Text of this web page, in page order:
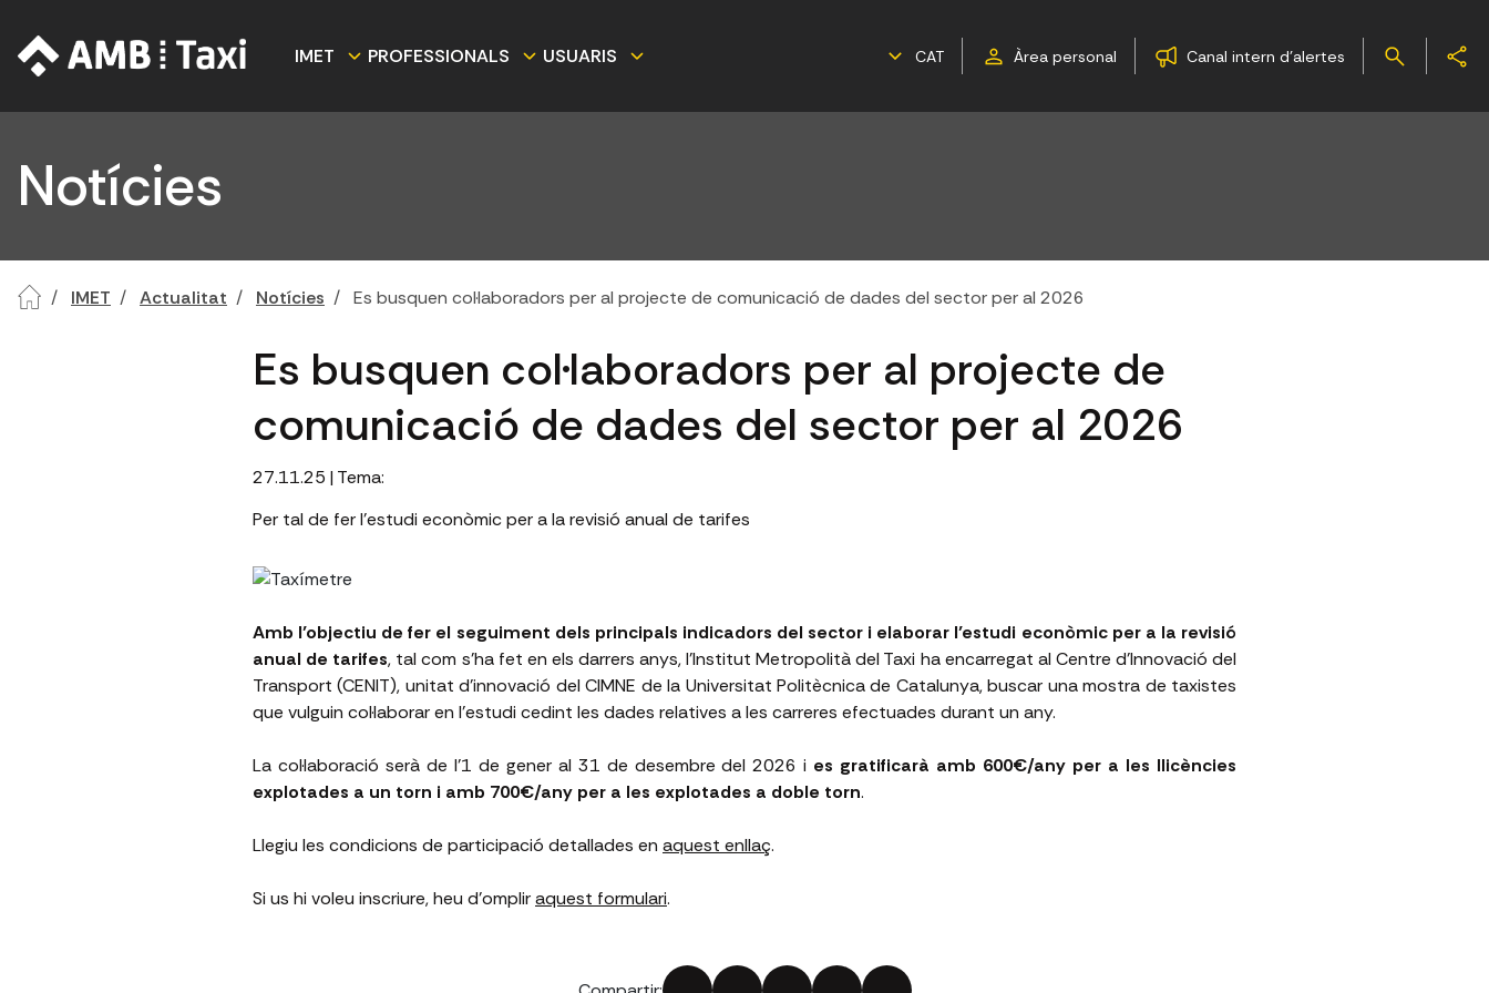
IMET PROFESSIONALS USUARIS CAT Àrea personal Canal intern d'alertes
Notícies
IMET Actualitat Notícies Es busquen col·laboradors per al projecte de comunicació de dades del sector per al 2026
Es busquen col·laboradors per al projecte de
comunicació de dades del sector per al 2026
27.11.25 | Tema:
Per tal de fer l’estudi econòmic per a la revisió anual de tarifes
Amb l’objectiu de fer el seguiment dels principals indicadors del sector i elaborar l’estudi econòmic per a la revisió
anual de tarifes, tal com s’ha fet en els darrers anys, l’Institut Metropolità del Taxi ha encarregat al Centre d’Innovació del
Transport (CENIT), unitat d’innovació del CIMNE de la Universitat Politècnica de Catalunya, buscar una mostra de taxistes
que vulguin col·laborar en l'estudi cedint les dades relatives a les carreres efectuades durant un any.
La col·laboració serà de l'1 de gener al 31 de desembre del 2026 i es gratificarà amb 600€/any per a les llicències
explotades a un torn i amb 700€/any per a les explotades a doble torn.
Llegiu les condicions de participació detallades en aquest enllaç.
Si us hi voleu inscriure, heu d'ompliraquest formulari.